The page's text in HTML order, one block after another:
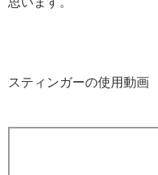
スティンガーの使用動画